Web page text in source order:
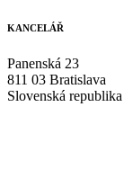
KANCELÁŘ
Panenská 23
811 03 Bratislava
Slovenská republika